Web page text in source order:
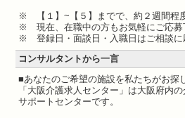
※ 【１】~【５】までで、約２週間程度
※ 現在、在職中の方もお気軽にご応募
※ 登録日・面談日・入職日はご相談に
コンサルタントから一言
■あなたのご希望の施設を私たちがお探
「大阪介護求人センター」は大阪府内
サポートセンターです。